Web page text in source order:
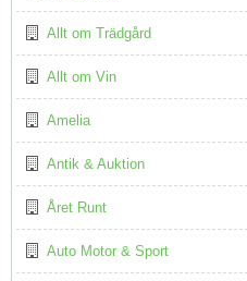
Allt om Trädgård
Allt om Vin
Amelia
Antik & Auktion
Året Runt
Auto Motor & Sport